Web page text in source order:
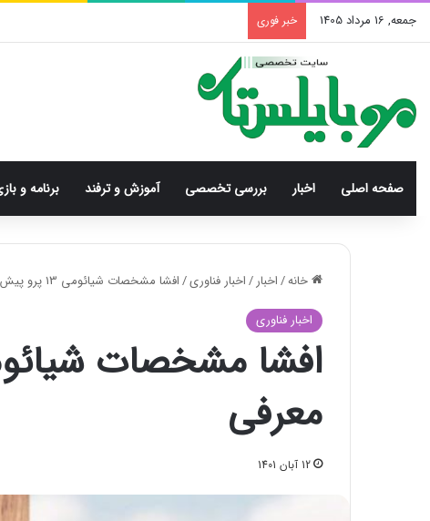
جمعه, 16 مرداد 1405 خبر فوری
صفحه اصلی اخبار بررسی‌ تخصصی آموزش و ترفند برنامه و
خانه/اخبار/اخبار فناوری/افشا مشخصات شیائومی 13 پرو پیش از معرفی
اخبار فناوری
معرفی
12 آبان 1401